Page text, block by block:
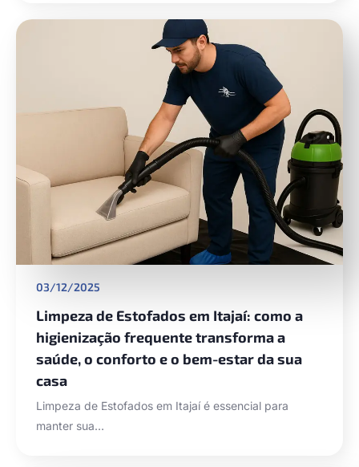
03/12/2025
Limpeza de Estofados em Itajaí: como a
higienização frequente transforma a
saúde, o conforto e o bem-estar da sua
casa
Limpeza de Estofados em Itajaí é essencial para
manter sua…